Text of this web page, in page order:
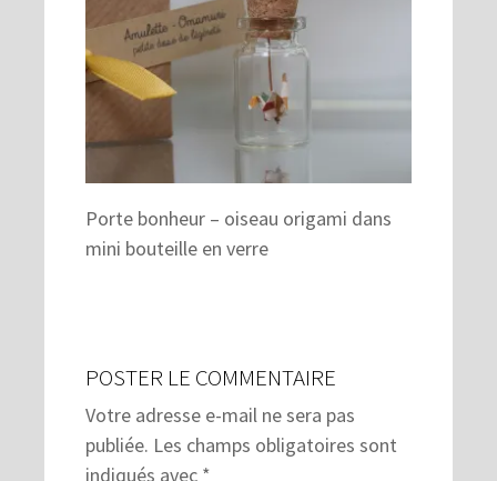
Porte bonheur – oiseau origami dans
mini bouteille en verre
POSTER LE COMMENTAIRE
Votre adresse e-mail ne sera pas
publiée. Les champs obligatoires sont
indiqués avec *